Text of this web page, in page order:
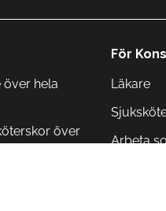
hela
över
För
Läkare
Arbeta